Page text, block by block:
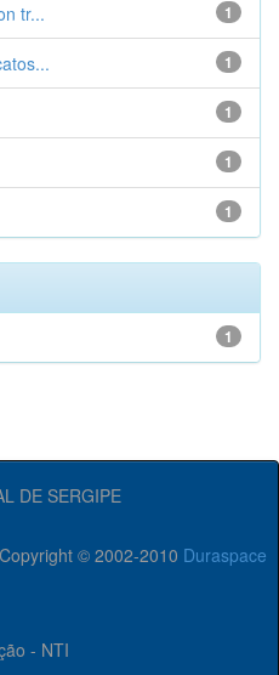
1
tr...
1
1
1
1
1
DE SERGIPE
Copyright © 2002-2010 Duraspace
- NTI